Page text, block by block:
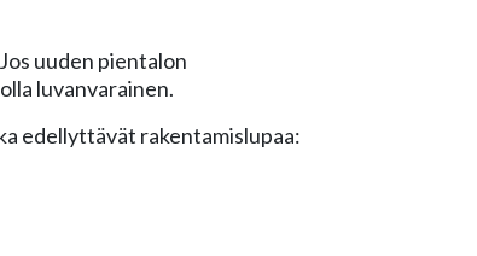
uuden pientalon
luvanvarainen.
edellyttävät rakentamislupaa: